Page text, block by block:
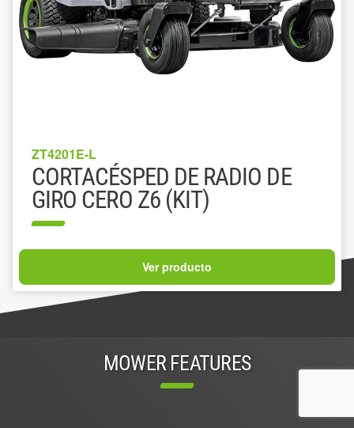
ZT4201E-L
CORTACÉSPED DE RADIO DE
GIRO CERO Z6 (KIT)
Ver producto
MOWER FEATURES